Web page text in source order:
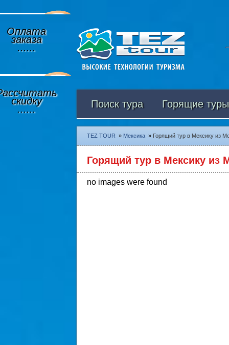
Оплата
заказа
......
скидку
...... Поиск тура Горящие туры
TEZ TOUR » Мексика » Горящий тур в Мексику из
Горящий тур в Мексику из
no images were found